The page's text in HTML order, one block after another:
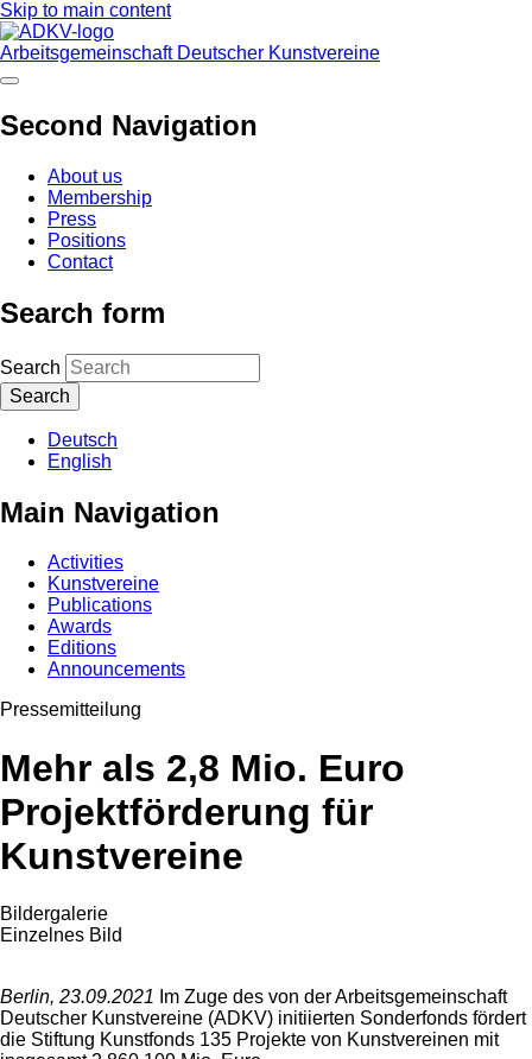
Skip to main content
Arbeitsgemeinschaft Deutscher Kunstvereine
Second Navigation
About us
Membership
Press
Positions
Contact
Search form
Search
Deutsch
English
Main Navigation
Activities
Kunstvereine
Publications
Awards
Editions
Announcements
Pressemitteilung
Mehr als 2,8 Mio. Euro
Projektförderung für
Kunstvereine
Bildergalerie
Einzelnes Bild
Berlin, 23.09.2021 Im Zuge des von der Arbeitsgemeinschaft
Deutscher Kunstvereine (ADKV) initiierten Sonderfonds fördert
die Stiftung Kunstfonds 135 Projekte von Kunstvereinen mit